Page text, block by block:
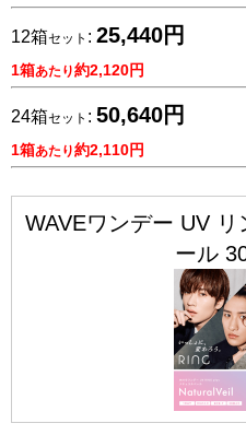
12箱セット : 25,440円
1箱あたり約2,120円
24箱セット : 50,640円
1箱あたり約2,110円
WAVEワンデー UV
ール